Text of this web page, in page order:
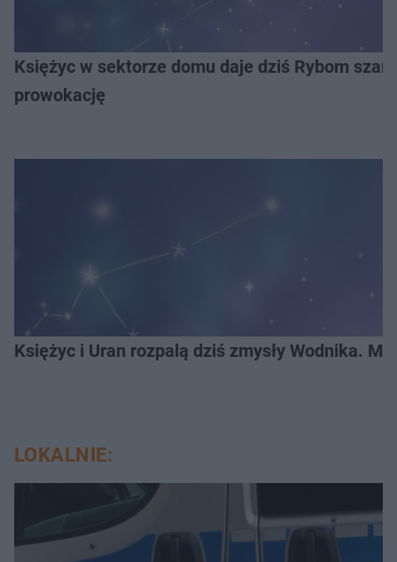
Księżyc w sektorze domu daje dziś Rybom
prowokację
Księżyc i Uran rozpalą dziś zmysły Wodnika.
LOKALNIE: